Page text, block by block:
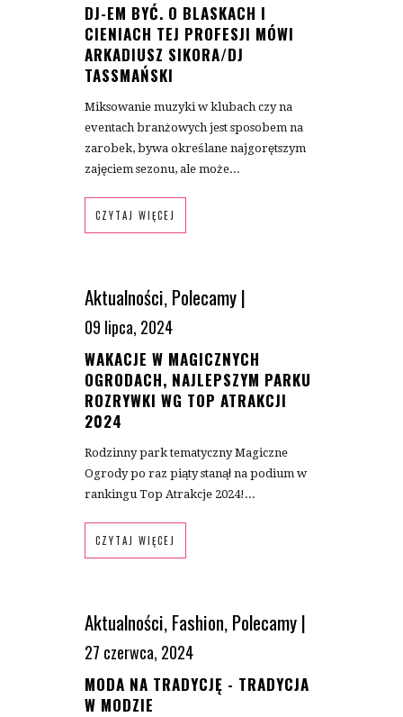
DJ-EM BYĆ. O BLASKACH I
CIENIACH TEJ PROFESJI MÓWI
ARKADIUSZ SIKORA/DJ
TASSMAŃSKI
Miksowanie muzyki w klubach czy na
eventach branżowych jest sposobem na
zarobek, bywa określane najgorętszym
zajęciem sezonu, ale może...
CZYTAJ WIĘCEJ
Aktualności,Polecamy|
09 lipca, 2024
WAKACJE W MAGICZNYCH
OGRODACH, NAJLEPSZYM PARKU
ROZRYWKI WG TOP ATRAKCJI
2024
Rodzinny park tematyczny Magiczne
Ogrody po raz piąty stanął na podium w
rankingu Top Atrakcje 2024!...
CZYTAJ WIĘCEJ
Aktualności,Fashion,Polecamy|
27 czerwca, 2024
MODA NA TRADYCJĘ - TRADYCJA
W MODZIE